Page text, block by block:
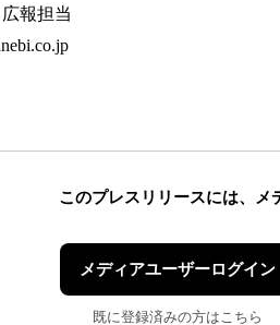
報担当
このプレスリリースには、 メ
メディアユーザーログイン
既に登録済みの方はこちら